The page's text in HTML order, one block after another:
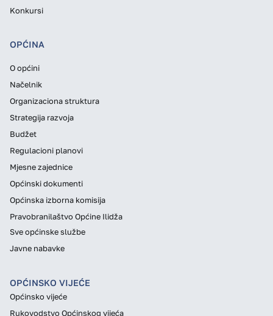
Konkursi
OPĆINA
O općini
Načelnik
Organizaciona struktura
Strategija razvoja
Budžet
Regulacioni planovi
Mjesne zajednice
Općinski dokumenti
Općinska izborna komisija
Pravobranilaštvo Općine Ilidža
Sve općinske službe
Javne nabavke
OPĆINSKO VIJEĆE
Općinsko vijeće
Rukovodstvo Općinskog vijeća